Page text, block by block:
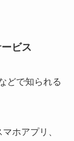
ビス
どで知られる
ホアプリ、